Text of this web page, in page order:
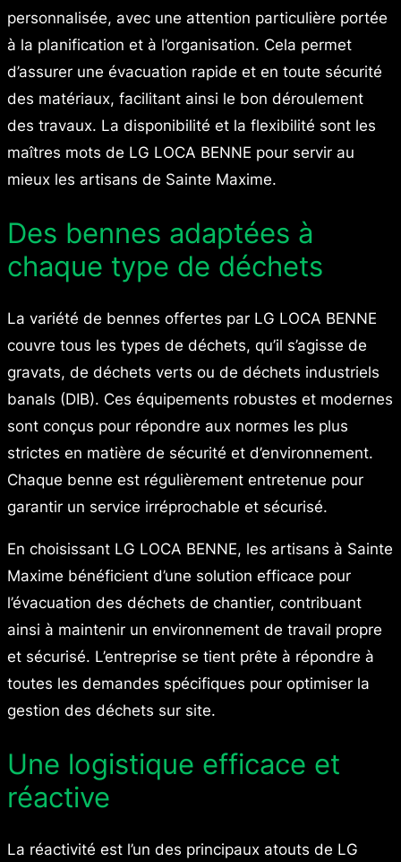
personnalisée, avec une attention particulière portée
à la planification et à l’organisation. Cela permet
d’assurer une évacuation rapide et en toute sécurité
des matériaux, facilitant ainsi le bon déroulement
des travaux. La disponibilité et la flexibilité sont les
maîtres mots de LG LOCA BENNE pour servir au
mieux les artisans de Sainte Maxime.
Des bennes adaptées à
chaque type de déchets
La variété de bennes offertes par LG LOCA BENNE
couvre tous les types de déchets, qu’il s’agisse de
gravats, de déchets verts ou de déchets industriels
banals (DIB). Ces équipements robustes et modernes
sont conçus pour répondre aux normes les plus
strictes en matière de sécurité et d’environnement.
Chaque benne est régulièrement entretenue pour
garantir un service irréprochable et sécurisé.
En choisissant LG LOCA BENNE, les artisans à Sainte
Maxime bénéficient d’une solution efficace pour
l’évacuation des déchets de chantier, contribuant
ainsi à maintenir un environnement de travail propre
et sécurisé. L’entreprise se tient prête à répondre à
toutes les demandes spécifiques pour optimiser la
gestion des déchets sur site.
Une logistique efficace et
réactive
La réactivité est l’un des principaux atouts de LG